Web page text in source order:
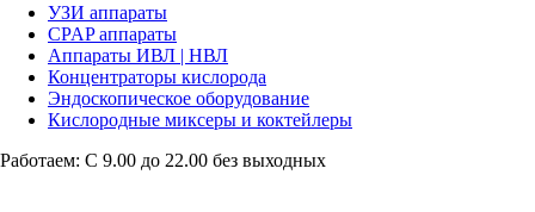
УЗИ аппараты
CPAP аппараты
Аппараты ИВЛ | НВЛ
Концентраторы кислорода
Эндоскопическое оборудование
Кислородные миксеры и коктейлеры
Работаем: С 9.00 до 22.00 без выходных